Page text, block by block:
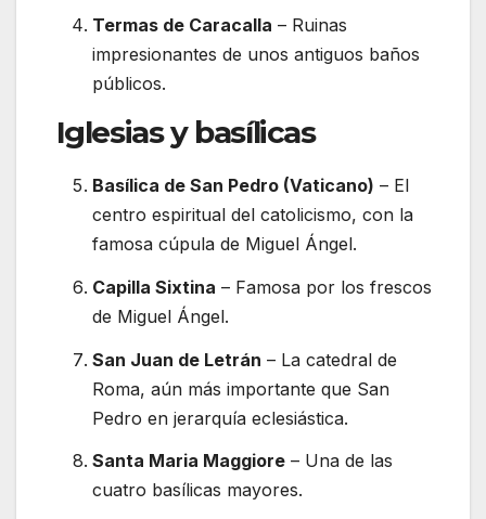
Termas de Caracalla – Ruinas
impresionantes de unos antiguos baños
públicos.
Iglesias y basílicas
Basílica de San Pedro (Vaticano) – El
centro espiritual del catolicismo, con la
famosa cúpula de Miguel Ángel.
Capilla Sixtina – Famosa por los frescos
de Miguel Ángel.
San Juan de Letrán – La catedral de
Roma, aún más importante que San
Pedro en jerarquía eclesiástica.
Santa Maria Maggiore – Una de las
cuatro basílicas mayores.